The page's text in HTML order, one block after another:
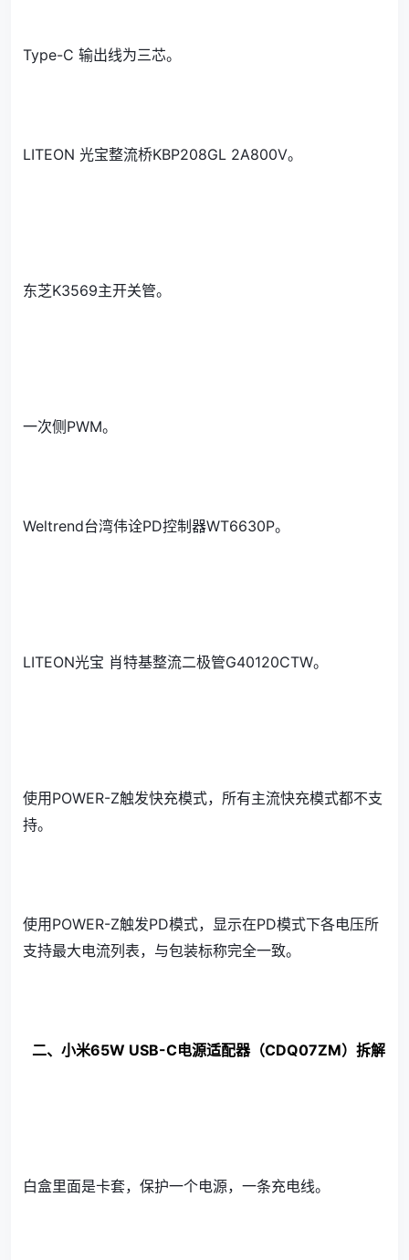
Type-C 输出线为三芯。
LITEON 光宝整流桥KBP208GL 2A800V。
东芝K3569主开关管。
一次侧PWM。
Weltrend台湾伟诠PD控制器WT6630P。
LITEON光宝 肖特基整流二极管G40120CTW。
使用POWER-Z触发快充模式，所有主流快充模式都不支
持。
使用POWER-Z触发PD模式，显示在PD模式下各电压所
支持最大电流列表，与包装标称完全一致。
二、小米65W USB-C电源适配器（CDQ07ZM）拆解
白盒里面是卡套，保护一个电源，一条充电线。